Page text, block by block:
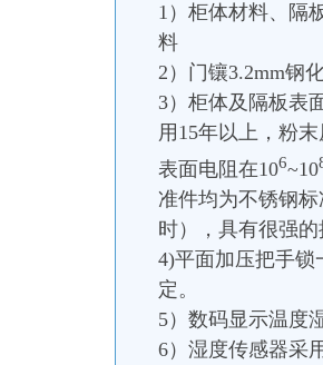
1）柜体材料、隔
料
2）门镶3.2mm钢
3）柜体及隔板表
用15年以上，粉
表面电阻在106~10
准件均为不锈钢
时），具有很强
4)平面加压把手
定。
5）数码显示温度
6）湿度传感器采